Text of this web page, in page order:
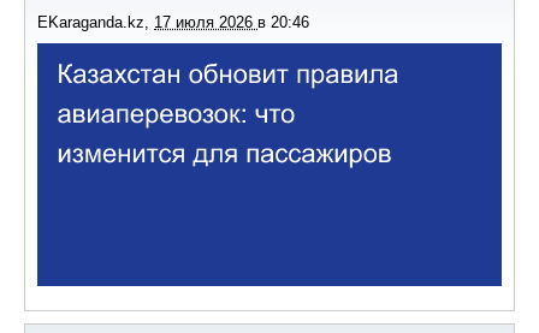
EKaraganda.kz, 17 июля 2026 в 20:46